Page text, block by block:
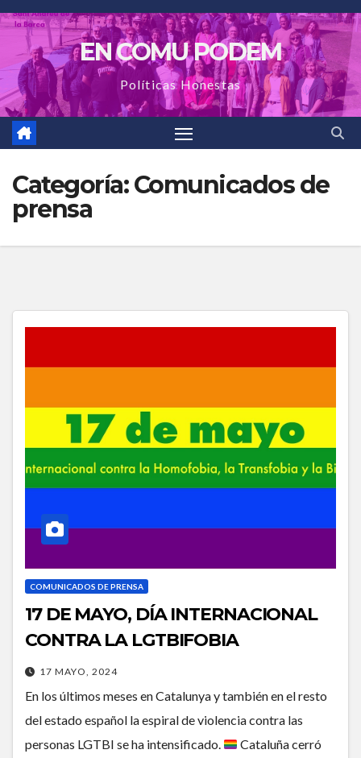
Saltar
contenido
EN COMU PODEM
Políticas Honestas
Categoría:Comunicados de
prensa
COMUNICADOS DE PRENSA
17 DE MAYO, DÍA INTERNACIONAL
CONTRA LA LGTBIFOBIA
17 MAYO, 2024
En los últimos meses en Catalunya y también en el resto
del estado español la espiral de violencia contra las
personas LGTBI se ha intensificado.
Cataluña cerró